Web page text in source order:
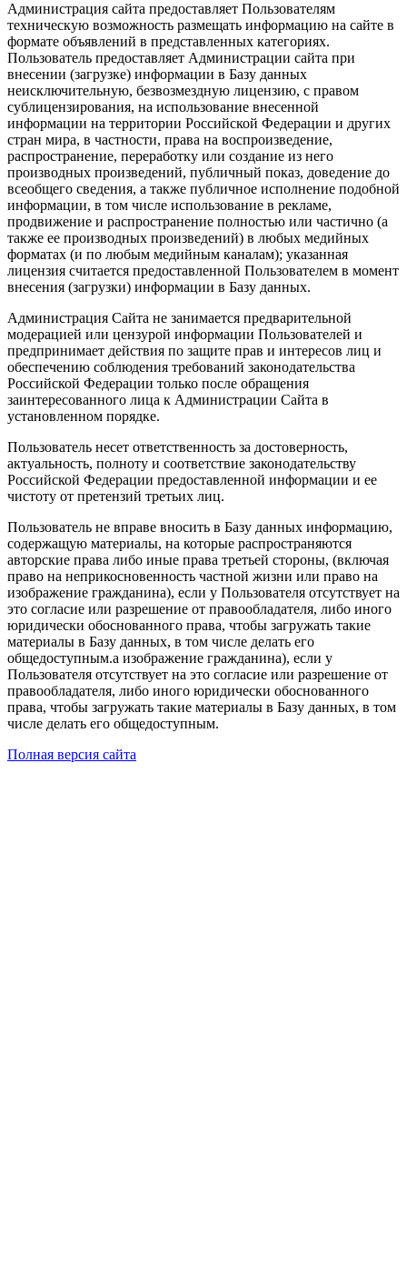
Администрация сайта предоставляет Пользователям
техническую возможность размещать информацию на сайте в
формате объявлений в представленных категориях.
Пользователь предоставляет Администрации сайта при
внесении (загрузке) информации в Базу данных
неисключительную, безвозмездную лицензию, с правом
сублицензирования, на использование внесенной
информации на территории Российской Федерации и других
стран мира, в частности, права на воспроизведение,
распространение, переработку или создание из него
производных произведений, публичный показ, доведение до
всеобщего сведения, а также публичное исполнение подобной
информации, в том числе использование в рекламе,
продвижение и распространение полностью или частично (а
также ее производных произведений) в любых медийных
форматах (и по любым медийным каналам); указанная
лицензия считается предоставленной Пользователем в момент
внесения (загрузки) информации в Базу данных.
Администрация Сайта не занимается предварительной
модерацией или цензурой информации Пользователей и
предпринимает действия по защите прав и интересов лиц и
обеспечению соблюдения требований законодательства
Российской Федерации только после обращения
заинтересованного лица к Администрации Сайта в
установленном порядке.
Пользователь несет ответственность за достоверность,
актуальность, полноту и соответствие законодательству
Российской Федерации предоставленной информации и ее
чистоту от претензий третьих лиц.
Пользователь не вправе вносить в Базу данных информацию,
содержащую материалы, на которые распространяются
авторские права либо иные права третьей стороны, (включая
право на неприкосновенность частной жизни или право на
изображение гражданина), если у Пользователя отсутствует на
это согласие или разрешение от правообладателя, либо иного
юридически обоснованного права, чтобы загружать такие
материалы в Базу данных, в том числе делать его
общедоступным.а изображение гражданина), если у
Пользователя отсутствует на это согласие или разрешение от
правообладателя, либо иного юридически обоснованного
права, чтобы загружать такие материалы в Базу данных, в том
числе делать его общедоступным.
Полная версия сайта